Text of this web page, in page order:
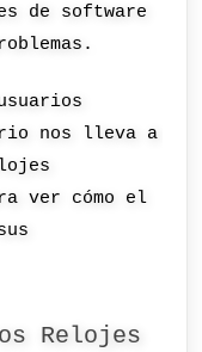
de software
nos lleva a
ver cómo el
Relojes